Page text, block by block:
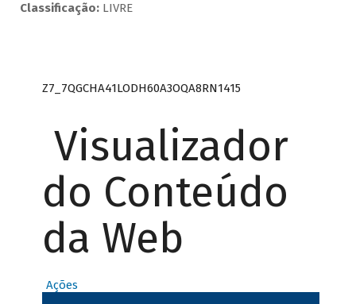
Classificação:LIVRE
Z7_7QGCHA41LODH60A3OQA8RN1415
Visualizador
do Conteúdo
da Web
Ações